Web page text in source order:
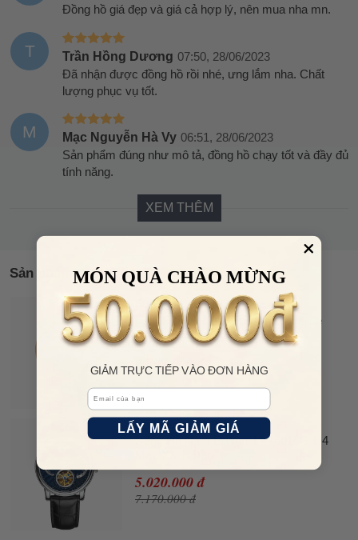
Đồng hồ giá đẹp và giá cả hợp lý, nên mua nha mn.
T Trần Hồng Dương 07:50, 28/06/2023
Đã nhận được đồng hồ rồi nhé, ưng lắm nha. Chất
lượng phục vụ tốt.
M Mạc Nguyễn Hà Vy 06:51, 28/06/2023
Sản phẩm đúng như mô tả, đồng hồ chạy tốt và đầy đủ
tính năng.
XEM THÊM
Sản phẩm tương tự
FOSSIL
Đồng Hồ Nữ Fossil Jacqueline
ES3988 Màu Hồng Trắng
4.209.000 đ
OFF
LOBINNI
Đồng Hồ Nam Lobinni LB16015G-D4
5.020.000 đ
7.170.000 đ
MÓN QUÀ CHÀO MỪNG
GIẢM TRỰC TIẾP VÀO ĐƠN HÀNG
Email
LẤY MÃ GIẢM GIÁ